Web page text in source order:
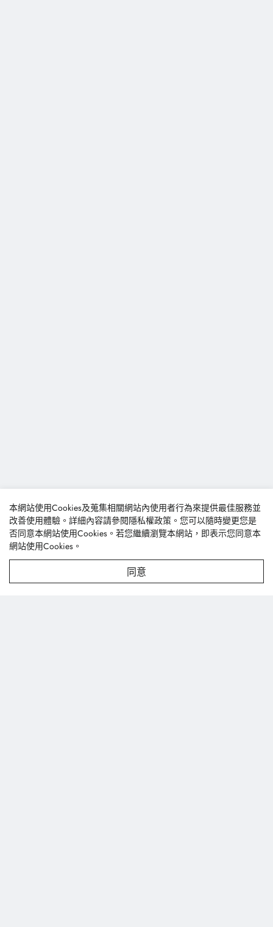
豐泰興業股份有限公司
本網站使用Cookies及蒐集相關網站內使用者行為來提供最佳服務並
改善使用體驗。詳細內容請參閱隱私權政策 。您可以隨時變更您是
否同意本網站使用Cookies。若您繼續瀏覽本網站，即表示您同意本
網站使用Cookies。
同意